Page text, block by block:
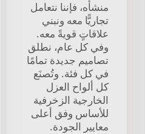
منشأه، فإننا نتعامل
تجاريًّا معه ونبني
علاقاتٍ قويةً معه.
وفي كل عام، نطلق
تصاميم جديدة تمامًا
في كل فئة. وتُصنَع
كل ألواح العزل
الخارجية الزخرفية
للأساس وفق أعلى
معايير الجودة.